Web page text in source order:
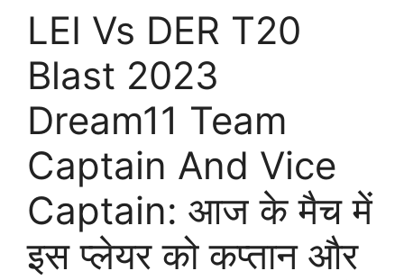
LEI Vs DER T20
Blast 2023
Dream11 Team
Captain And Vice
Captain: आज के मैच में
इस प्लेयर को कप्तान और